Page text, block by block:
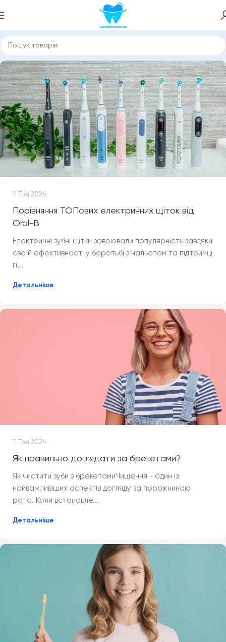
11 Тра 2024
Порівняння ТОПових електричних щіток від
Oral-B
Електричні зубні щітки завоювали популярність завдяки
своїй ефективності у боротьбі з нальотом та підтримці
гі...
Детальніше
11 Тра 2024
Як правильно доглядати за брекетами?
Як чистити зуби з брекетамиЧищення - один із
найважливіших аспектів догляду за порожниною
рота. Коли встановле...
Детальніше